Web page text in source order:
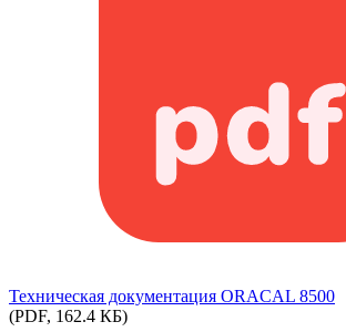
Техническая документация ORACAL 8500
(PDF, 162.4 КБ)